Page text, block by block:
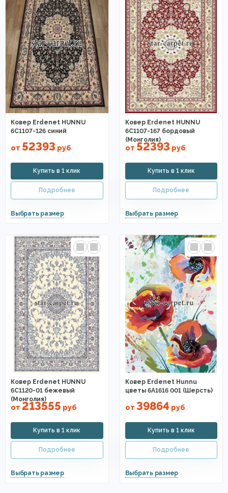
Ковер Erdenet HUNNU
6C1107-126 синий
от 52393 руб
Ковер Erdenet HUNNU
6C1107-167 бордовый
(Монголия)
от 52393 руб
Ковер Erdenet HUNNU
6C1120-01 бежевый
(Монголия)
от 213555 руб
Ковер Erdenet Hunnu
цветы 6A1616 001 (Шерсть)
от 39864руб